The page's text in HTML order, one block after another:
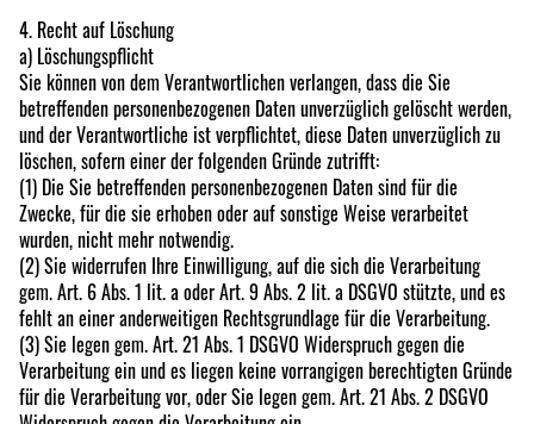
4. Recht auf Löschung
a) Löschungspflicht
Sie können von dem Verantwortlichen verlangen, dass die Sie
betreffenden personenbezogenen Daten unverzüglich gelöscht werden,
und der Verantwortliche ist verpflichtet, diese Daten unverzüglich zu
löschen, sofern einer der folgenden Gründe zutrifft:
(1) Die Sie betreffenden personenbezogenen Daten sind für die
Zwecke, für die sie erhoben oder auf sonstige Weise verarbeitet
wurden, nicht mehr notwendig.
(2) Sie widerrufen Ihre Einwilligung, auf die sich die Verarbeitung
gem. Art. 6 Abs. 1 lit. a oder Art. 9 Abs. 2 lit. a DSGVO stützte, und es
fehlt an einer anderweitigen Rechtsgrundlage für die Verarbeitung.
(3) Sie legen gem. Art. 21 Abs. 1 DSGVO Widerspruch gegen die
Verarbeitung ein und es liegen keine vorrangigen berechtigten Gründe
für die Verarbeitung vor, oder Sie legen gem. Art. 21 Abs. 2 DSGVO